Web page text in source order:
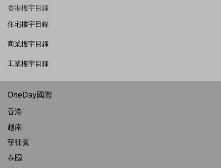
香港樓宇目錄
住宅樓宇目錄
商業樓宇目錄
工業樓宇目錄
OneDay國際
香港
越南
菲律賓
泰國